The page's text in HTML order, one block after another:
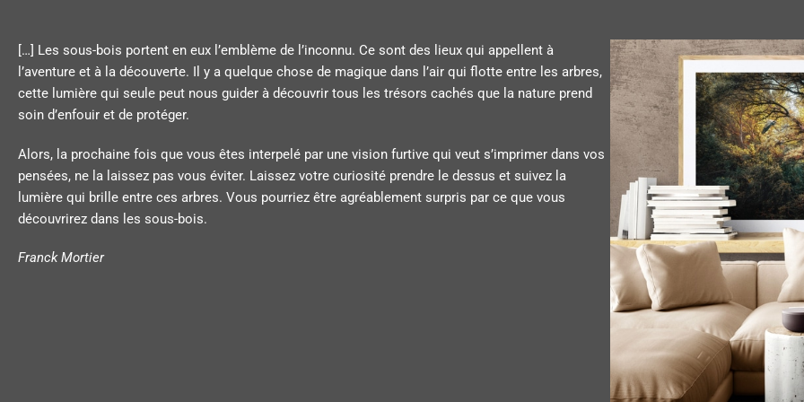
[…] Les sous-bois portent en eux l’emblème de l’inconnu. Ce sont des lieux qui appellent à
l’aventure et à la découverte. Il y a quelque chose de magique dans l’air qui flotte entre les arbres,
cette lumière qui seule peut nous guider à découvrir tous les trésors cachés que la nature prend
soin d’enfouir et de protéger.
Alors, la prochaine fois que vous êtes interpelé par une vision furtive qui veut s’imprimer dans vos
pensées, ne la laissez pas vous éviter. Laissez votre curiosité prendre le dessus et suivez la
lumière qui brille entre ces arbres. Vous pourriez être agréablement surpris par ce que vous
découvrirez dans les sous-bois.
Franck Mortier